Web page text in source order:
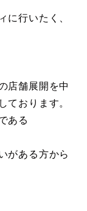
に行いたく、
店舗展開を中
ております。
ある
がある方から